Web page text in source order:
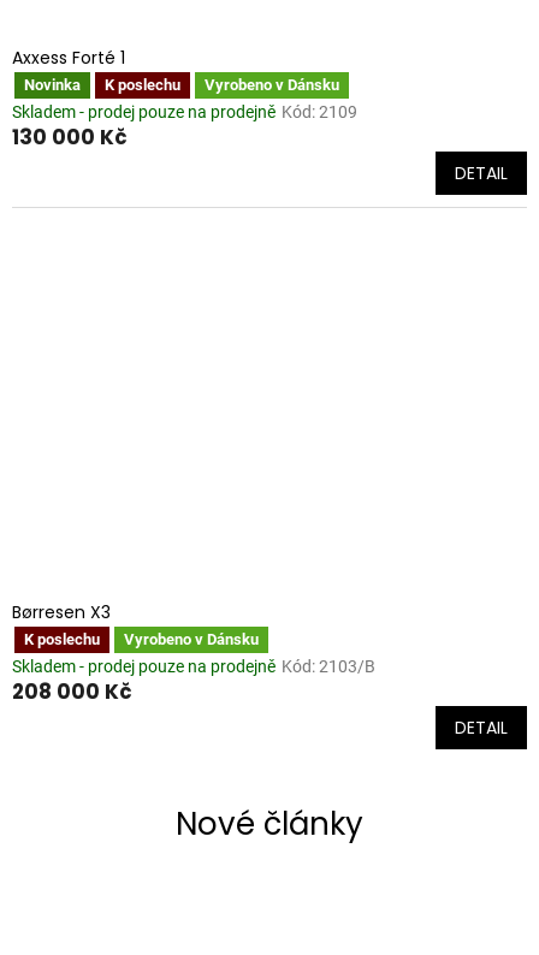
Axxess Forté 1
Novinka K poslechu Vyrobeno v Dánsku
Skladem - prodej pouze na prodejně Kód:2109
130 000 Kč
DETAIL
Børresen X3
K poslechu Vyrobeno v Dánsku
Skladem - prodej pouze na prodejně Kód:2103/B
208 000 Kč
DETAIL
Nové články